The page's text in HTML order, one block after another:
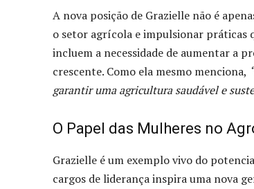
A nova posição de Grazielle não é
o setor agrícola e impulsionar práticas
incluem a necessidade de aumentar a
crescente. Como ela mesmo menciona,
garantir uma agricultura saudável e
O Papel das Mulheres no
Grazielle é um exemplo vivo do
cargos de liderança inspira uma nova